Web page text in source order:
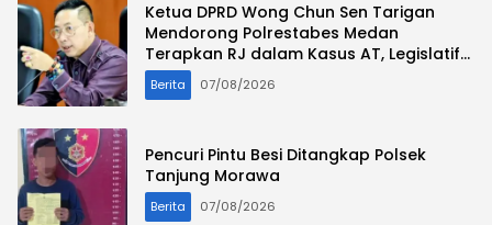
Ketua DPRD Wong Chun Sen Tarigan
Mendorong Polrestabes Medan
Terapkan RJ dalam Kasus AT, Legislatif
Nilai Syarat Perdamaian Telah Terpenuhi
Berita 07/08/2026
Pencuri Pintu Besi Ditangkap Polsek
Tanjung Morawa
Berita 07/08/2026